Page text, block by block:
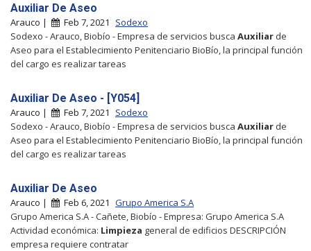
Auxiliar De Aseo
Arauco | Feb 7, 2021
Sodexo
Sodexo - Arauco, Biobío - Empresa de servicios busca Auxiliar de
Aseo para el Establecimiento Penitenciario BioBío, la principal función
del cargo es realizar tareas
Auxiliar De Aseo - [Y054]
Arauco | Feb 7, 2021
Sodexo
Sodexo - Arauco, Biobío - Empresa de servicios busca Auxiliar de
Aseo para el Establecimiento Penitenciario BioBío, la principal función
del cargo es realizar tareas
Auxiliar De Aseo
Arauco | Feb 6, 2021 Grupo America S.A
Grupo America S.A - Cañete, Biobío - Empresa: Grupo America S.A
Actividad económica: Limpieza general de edificios DESCRIPCIÓN
empresa requiere contratar